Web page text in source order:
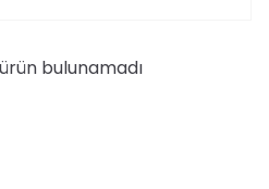
ürün bulunamadı